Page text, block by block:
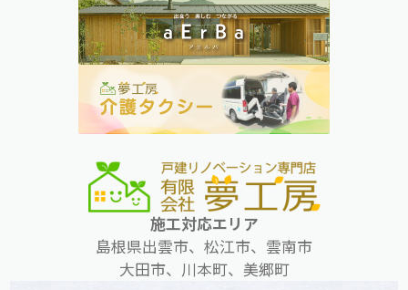
施工対応エリア
島根県出雲市、松江市、雲南市
大田市、川本町、美郷町